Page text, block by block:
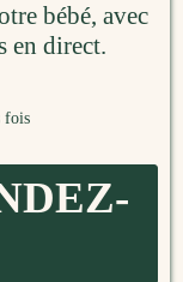
bébé, avec
en direct.
fois